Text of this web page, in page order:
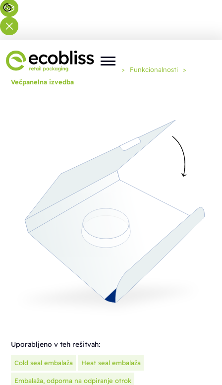
Tu ste: Domov > Strokovno znanje > Funkcionalnosti
>
Večpanelna izvedba
Uporabljeno v teh rešitvah:
Cold seal embalaža Heat seal embalaža
Embalaža, odporna na odpiranje otrok